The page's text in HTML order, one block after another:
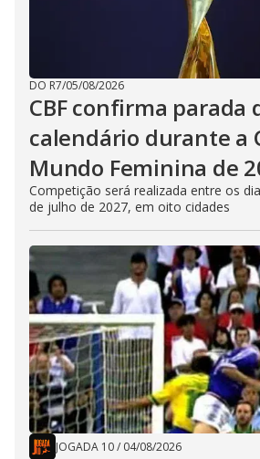
DO R7/05/08/2026
CBF confirma parada
calendário durante a
Mundo Feminina de
Competição será realizada entre os
de julho de 2027, em oito cidades
JOGADA 10/ 04/08/2026